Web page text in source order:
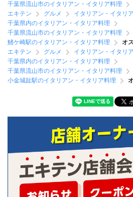
千葉県流山市のイタリアン・イタリア料理
エキテン
グルメ
イタリアン・イタリ
千葉県内のイタリアン・イタリア料理
千葉県流山市のイタリアン・イタリア料理
鰭ケ崎駅のイタリアン・イタリア料理
オ
エキテン
グルメ
イタリアン・イタリ
千葉県内のイタリアン・イタリア料理
千葉県流山市のイタリアン・イタリア料理
小金城趾駅のイタリアン・イタリア料理